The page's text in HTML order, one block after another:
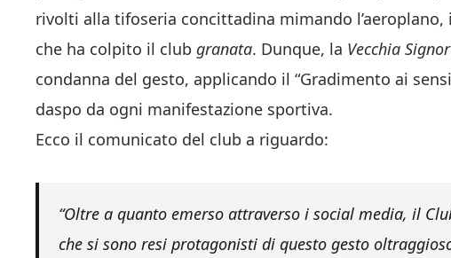
rivolti alla tifoseria concittadina mimando
che ha colpito il club granata. Dunque, la Vecchia
condanna del gesto, applicando il “Gradimento ai
daspo da ogni manifestazione sportiva.
Ecco il comunicato del club a riguardo:
“Oltre a quanto emerso attraverso i social media, il
che si sono resi protagonisti di questo gesto